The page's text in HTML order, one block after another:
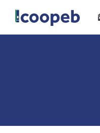
contenu